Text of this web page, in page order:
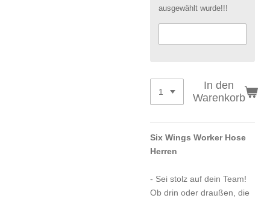
ausgewählt wurde!!!
In den
Warenkorb
Six Wings Worker Hose
Herren
- Sei stolz auf dein Team!
Ob drin oder draußen, die